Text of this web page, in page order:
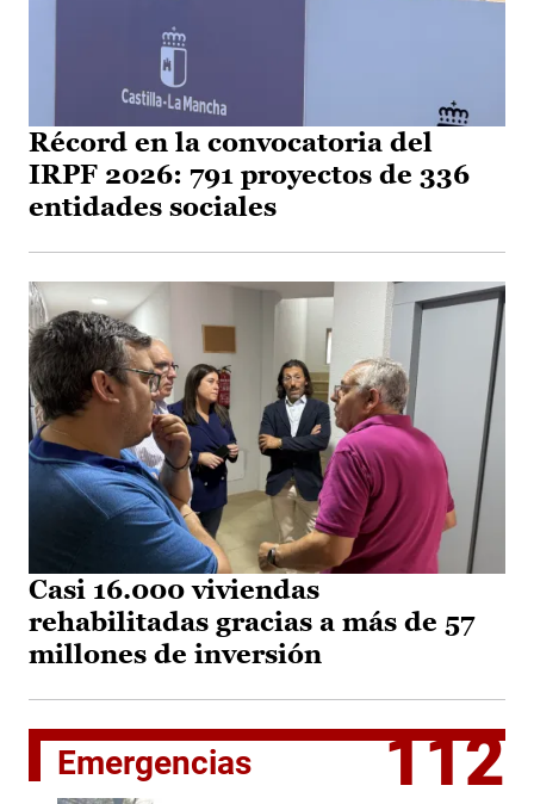
Récord en la convocatoria del
IRPF 2026: 791 proyectos de 336
entidades sociales
Casi 16.000 viviendas
rehabilitadas gracias a más de 57
millones de inversión
Emergencias 112